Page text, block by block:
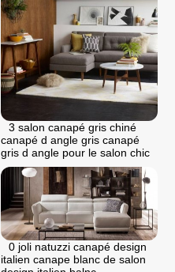
3 salon canapé gris chiné
canapé d angle gris canapé
gris d angle pour le salon chic
0 joli natuzzi canapé design
italien canape blanc de salon